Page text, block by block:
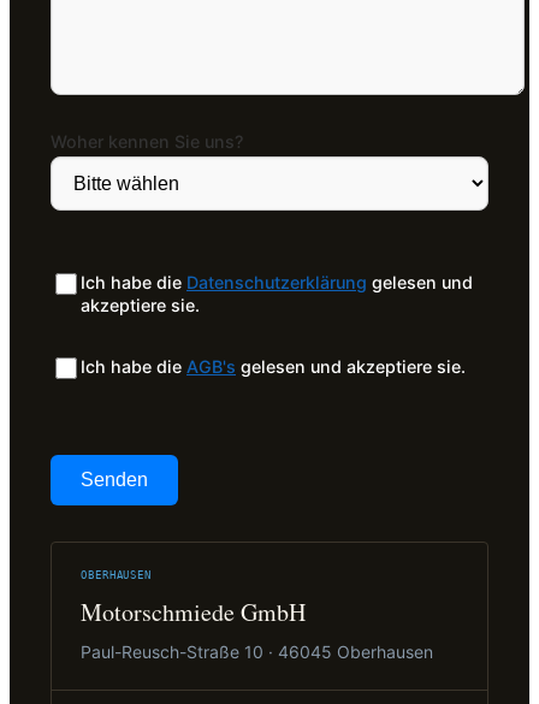
Woher kennen Sie uns?
Ich habe die Datenschutzerklärung gelesen und
akzeptiere sie.
Ich habe die AGB's gelesen und akzeptiere sie.
OBERHAUSEN
Motorschmiede GmbH
Paul-Reusch-Straße 10 · 46045 Oberhausen